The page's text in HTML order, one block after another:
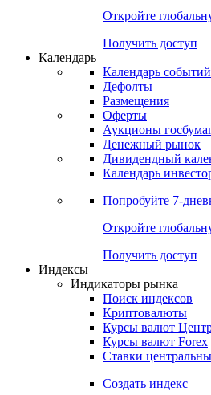
Корпоративные
Попробуйте7-
Откройте
Получить доступ
Календарь
Календарь событий
Дефолты
Размещения
Оферты
Денежный рынок
Календарь
Попробуйте7-
Откройте
Получить доступ
Индикаторы рынка
Поиск индексов
Курсы валют